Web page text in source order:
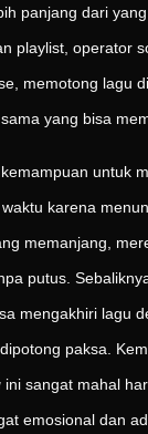
panjang dari
playlist, operator
memotong lagu
yang bisa
untuk
karena
memanjang,
putus.
mengakhiri lagu
paksa.
ini sangat mahal
emosional dan